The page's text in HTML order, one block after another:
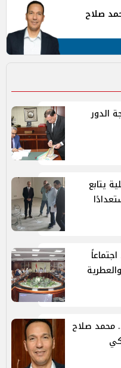
صلاح
الدور
يتابع
محمد صلاح